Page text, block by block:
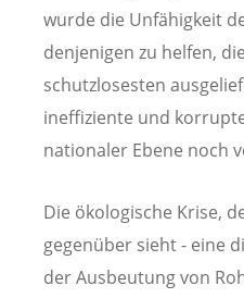
wurde die Unfähigkeit
denjenigen zu helfen,
schutzlosesten
ineffiziente und
nationaler Ebene noch
Die ökologische Krise,
gegenüber sieht - eine
der Ausbeutung von